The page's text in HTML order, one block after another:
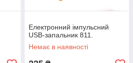
Електронний імпульсний
USB-запальник 811.
Немає в наявності